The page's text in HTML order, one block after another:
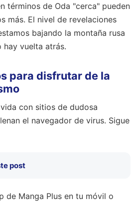
términos de Oda "cerca" pueden
más. El nivel de revelaciones
bajando la montaña rusa
vuelta atrás.
para disfrutar de la
con sitios de dudosa
el navegador de virus. Sigue
post
de Manga Plus en tu móvil o